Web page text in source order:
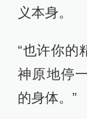
义本身。
“也许你的
神原地停
的身体。”